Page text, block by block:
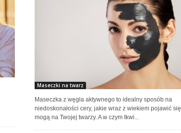
Maseczki na twarz
Maseczka z węgla aktywnego to idealny sposób na
niedoskonałości cery, jakie wraz z wiekiem pojawić się
mogą na Twojej twarzy. A w czym tkwi...